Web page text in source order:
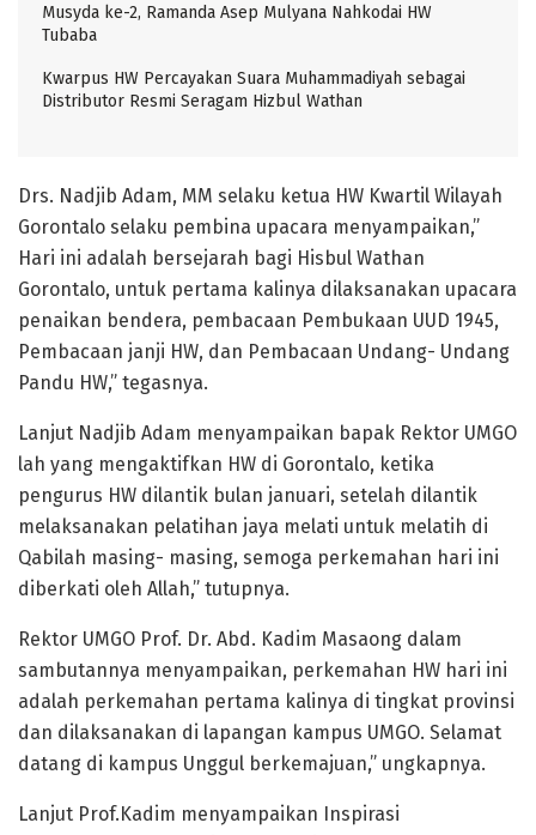
Musyda ke-2, Ramanda Asep Mulyana Nahkodai HW
Tubaba
Kwarpus HW Percayakan Suara Muhammadiyah sebagai
Distributor Resmi Seragam Hizbul Wathan
Drs. Nadjib Adam, MM selaku ketua HW Kwartil Wilayah
Gorontalo selaku pembina upacara menyampaikan,”
Hari ini adalah bersejarah bagi Hisbul Wathan
Gorontalo, untuk pertama kalinya dilaksanakan upacara
penaikan bendera, pembacaan Pembukaan UUD 1945,
Pembacaan janji HW, dan Pembacaan Undang- Undang
Pandu HW,” tegasnya.
Lanjut Nadjib Adam menyampaikan bapak Rektor UMGO
lah yang mengaktifkan HW di Gorontalo, ketika
pengurus HW dilantik bulan januari, setelah dilantik
melaksanakan pelatihan jaya melati untuk melatih di
Qabilah masing- masing, semoga perkemahan hari ini
diberkati oleh Allah,” tutupnya.
Rektor UMGO Prof. Dr. Abd. Kadim Masaong dalam
sambutannya menyampaikan, perkemahan HW hari ini
adalah perkemahan pertama kalinya di tingkat provinsi
dan dilaksanakan di lapangan kampus UMGO. Selamat
datang di kampus Unggul berkemajuan,” ungkapnya.
Lanjut Prof.Kadim menyampaikan Inspirasi